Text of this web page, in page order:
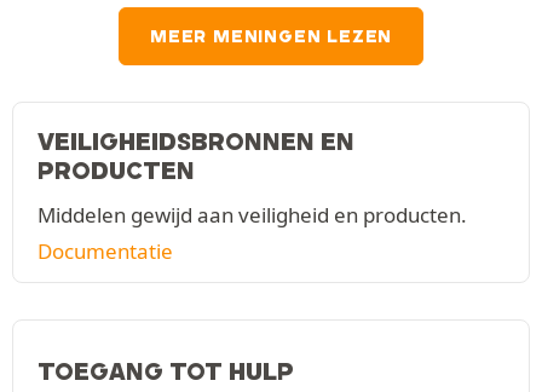
MEER MENINGEN LEZEN
VEILIGHEIDSBRONNEN EN
PRODUCTEN
Middelen gewijd aan veiligheid en producten.
Documentatie
TOEGANG TOT HULP